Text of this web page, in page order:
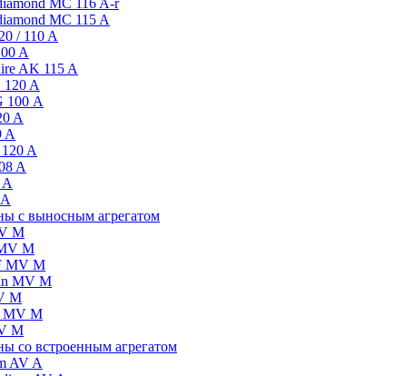
MC 116 A-r
MC 115 A
/ 110 A
A
AK 115 A
120 A
100 А
A
A
A
A
с выносным агрегатом
M
M
MV M
MV M
M
MV M
M
со встроенным агрегатом
AV A